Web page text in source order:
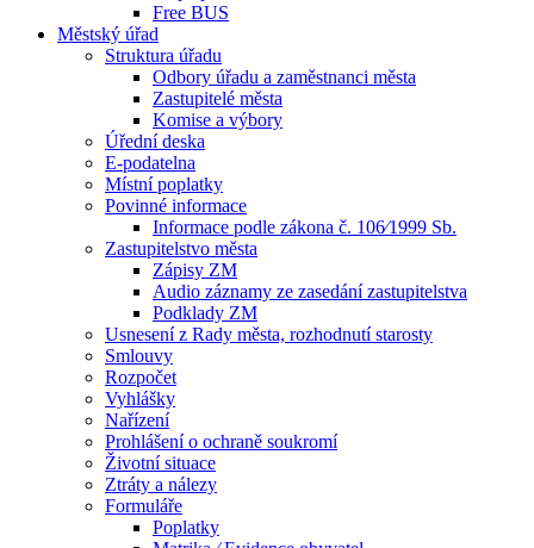
Free BUS
Městský úřad
Struktura úřadu
Odbory úřadu a zaměstnanci města
Zastupitelé města
Komise a výbory
Úřední deska
E-podatelna
Místní poplatky
Povinné informace
Informace podle zákona č. 106⁄1999 Sb.
Zastupitelstvo města
Zápisy ZM
Audio záznamy ze zasedání zastupitelstva
Podklady ZM
Usnesení z Rady města, rozhodnutí starosty
Smlouvy
Rozpočet
Vyhlášky
Nařízení
Prohlášení o ochraně soukromí
Životní situace
Ztráty a nálezy
Formuláře
Poplatky